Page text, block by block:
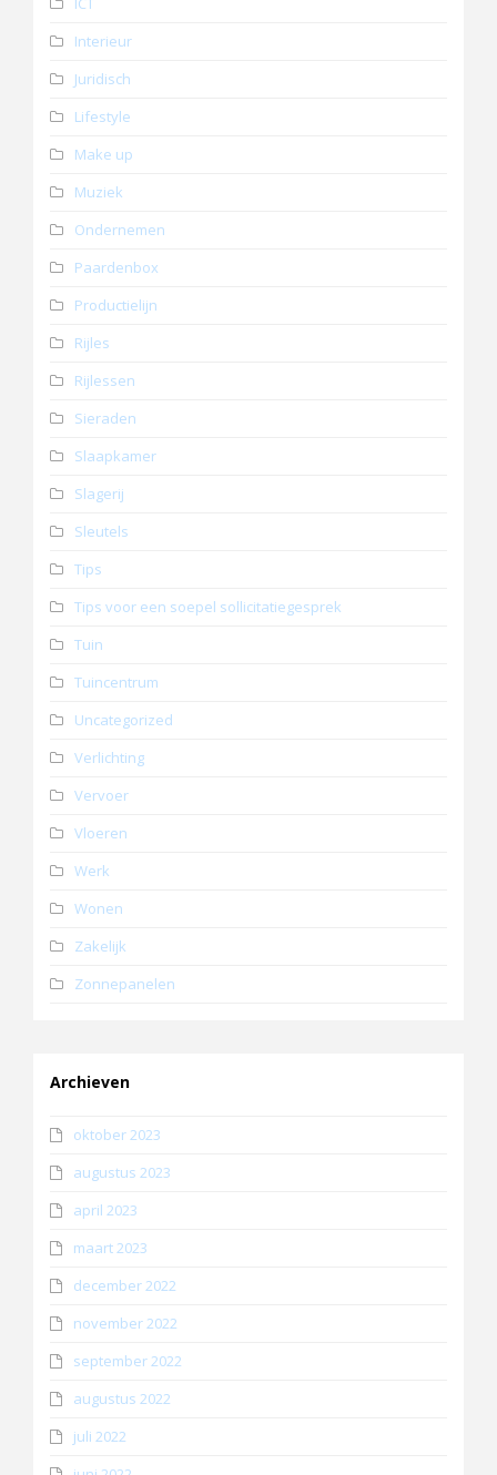
Interieur
Juridisch
Lifestyle
Make up
Muziek
Ondernemen
Paardenbox
Productielijn
Rijles
Rijlessen
Sieraden
Slaapkamer
Slagerij
Sleutels
Tips
Tips voor een soepel sollicitatiegesprek
Tuin
Tuincentrum
Uncategorized
Verlichting
Vervoer
Vloeren
Werk
Wonen
Zakelijk
Zonnepanelen
Archieven
oktober 2023
augustus 2023
april 2023
maart 2023
december 2022
november 2022
september 2022
augustus 2022
juli 2022